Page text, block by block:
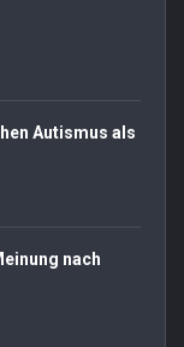
Autismus als
nach